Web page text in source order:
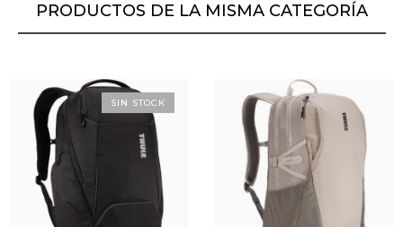
PRODUCTOS DE LA MISMA CATEGORÍA
SIN STOCK